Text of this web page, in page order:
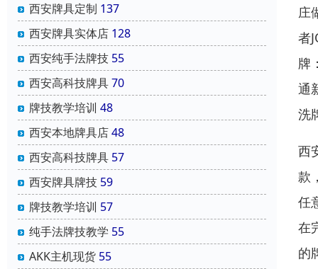
西安牌具定制 137
西安牌具实体店 128
西安纯手法牌技 55
西安高科技牌具70
牌技教学培训 48
西安本地牌具店48
西安高科技牌具 57
西安牌具牌技 59
牌技教学培训 57
纯手法牌技教学 55
AKK主机现货 55
庄
者
牌
通
洗
西
款
任
在
的